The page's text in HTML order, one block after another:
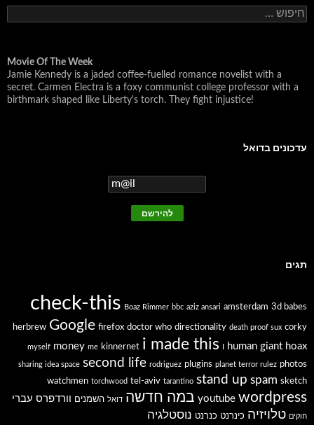
ח
י
Movie Of The Week
Jamie Kennedy is a jaded coffee-fuelled romance novelist with a
secret. Carmen Electra is a foxy communist college professor with a
birthmark shaped like Liberty's torch. They fight injustice!
עדכונים בדואל
תגים
3d babes
amsterdam
aziz ansari
bbc
Boaz Rimmer
check-this
corky
death proof sux
directionality
doctor who
firefox
Google
herbrew
hoax
human giant
i made this
kinnernet
me
money
myself
photos
planet terror rulez
plugins
rodriguez
second life
sharing idea space
sketch
spam
stand up
tarantino
tel-aviv
torchwood
watchmen
wordpress
youtube במה חדשה דואל השמנים וורדפרס עברי
חוקים טלויזיה כינרנט כנרנט נוסטלגיה